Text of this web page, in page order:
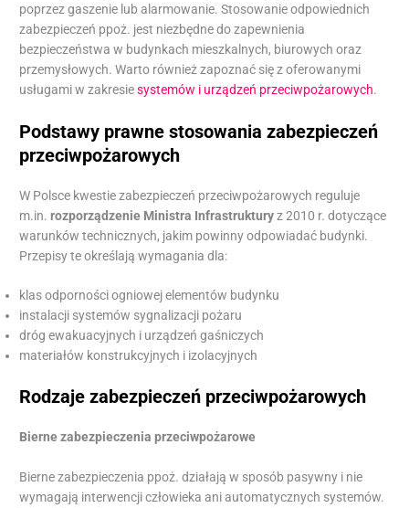
poprzez gaszenie lub alarmowanie. Stosowanie odpowiednich
zabezpieczeń ppoż. jest niezbędne do zapewnienia
bezpieczeństwa w budynkach mieszkalnych, biurowych oraz
przemysłowych. Warto również zapoznać się z oferowanymi
usługami w zakresiesystemów i urządzeń przeciwpożarowych.
Podstawy prawne stosowania zabezpieczeń
przeciwpożarowych
W Polsce kwestie zabezpieczeń przeciwpożarowych reguluje
m.in.rozporządzenie Ministra Infrastrukturyz 2010 r. dotyczące
warunków technicznych, jakim powinny odpowiadać budynki.
Przepisy te określają wymagania dla:
klas odporności ogniowej elementów budynku
instalacji systemów sygnalizacji pożaru
dróg ewakuacyjnych i urządzeń gaśniczych
materiałów konstrukcyjnych i izolacyjnych
Rodzaje zabezpieczeń przeciwpożarowych
Bierne zabezpieczenia przeciwpożarowe
Bierne zabezpieczenia ppoż. działają w sposób pasywny i nie
wymagają interwencji człowieka ani automatycznych systemów.